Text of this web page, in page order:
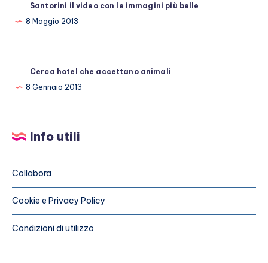
Santorini il video con le immagini più belle
8 Maggio 2013
Cerca hotel che accettano animali
8 Gennaio 2013
Info utili
Collabora
Cookie e Privacy Policy
Condizioni di utilizzo